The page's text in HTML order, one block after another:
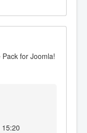
for Joomla!